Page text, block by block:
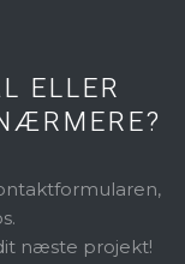
ELLER
næste projekt!